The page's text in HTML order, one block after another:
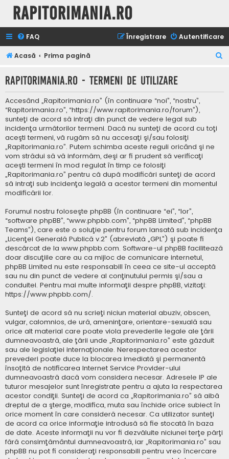
Rapitorimania.ro
FAQ Autentificare
Înregistrare
Acasă Prima pagină
t
Rapitorimania.ro - Termeni de utilizare
Accesând „Rapitorimania.ro” (în continuare “noi”, “nostru”,
“Rapitorimania.ro”, “https://www.rapitorimania.ro/forum”),
sunteţi de acord să intraţi din punct de vedere legal sub
incidenţa următorilor termeni. Dacă nu sunteţi de acord cu toţi
aceşti termeni, vă rugăm să nu accesaţi şi/sau folosiţi
„Rapitorimania.ro”. Putem schimba aceste reguli oricând şi ne
vom strădui să vă informăm, deşi ar fi prudent să verificaţi
aceşti termeni în mod regulat în timp ce folosiţi
„Rapitorimania.ro” pentru că după modificări sunteţi de acord
să intraţi sub incidenţa legală a acestor termeni din momentul
modificării lor.
Forumul nostru foloseşte phpBB (în continuare “ei”, “lor”,
“software phpBB”, “www.phpbb.com”, “phpBB Limited”, “phpBB
Teams”), care este o soluţie pentru forum lansată sub incidenţa
„Licenţei Generală Publică v.2” (abreviată „GPL”) şi poate fi
descărcat de la www.phpbb.com. Software-ul phpBB facilitează
doar discuţiile care au ca mijloc de comunicare internetul,
phpBB Limited nu este responsabill în ceea ce site-ul acceptă
sau nu din punct de vedere al conţinutului permis şi/sau a
conduitei. Pentru mai multe informaţii despre phpBB, vizitaţi:
https://www.phpbb.com/.
Sunteţi de acord să nu scrieţi niciun material abuziv, obscen,
vulgar, calomnios, de ură, ameninţare, orientare-sexuală sau
orice alt material care poate viola prevederile legale ale ţării
dumneavoastră, ale ţării unde „Rapitorimania.ro” este găzduit
sau ale legislaţiei internaţionale. Nerespectarea acestor
prevederi poate duce la blocarea imediată şi permanentă
însoţită de notificarea Internet Service Provider-ului
dumneavoastră dacă vom considera necesar. Adresele IP ale
tuturor mesajelor sunt înregistrate pentru a ajuta la respectarea
acestor condiţii. Sunteţi de acord ca „Rapitorimania.ro” să aibă
dreptul de a şterge, modifica, muta sau închide orice subiect în
orice moment în care consideră necesar. Ca utilizator sunteţi
de acord ca orice informaţie introdusă să fie stocată în baza
de date. Aceste informaţii nu vor fi dezvăluite niciunei terţe părţi
fără consimţământul dumneavoastră, iar „Rapitorimania.ro” sau
phpBB nu pot fi consideraţi responsabili pentru vreo încercare